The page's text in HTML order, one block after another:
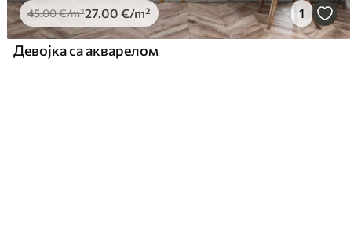
45.00€/m²27.00 €/m² 1
Девојка са акварелом